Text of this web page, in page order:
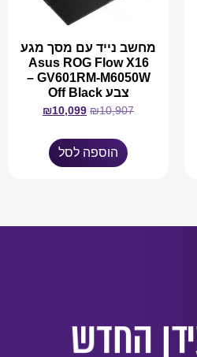
מחשב נייד עם מסך מגע
Asus ROG Flow X16
GV601RM-M6050W –
צבע Off Black
₪10,907
₪10,099
הוספה לסל